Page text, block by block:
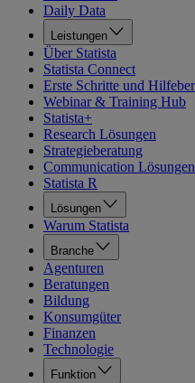
Daily Data
Leistungen
Über Statista
Statista Connect
Erste Schritte und
Webinar & Training Hub
Statista+
Research Lösungen
Strategieberatung
Communication Lösungen
Statista R
Lösungen
Warum Statista
Branche
Agenturen
Beratungen
Bildung
Konsumgüter
Finanzen
Technologie
Funktion